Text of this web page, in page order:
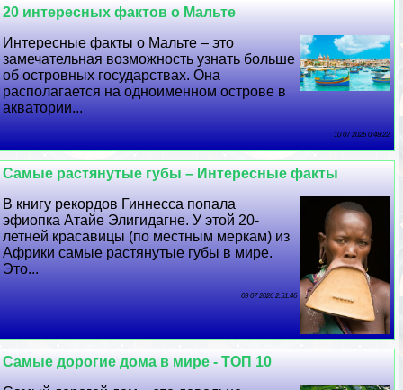
20 интересных фактов о Мальте
Интересные факты о Мальте – это
замечательная возможность узнать больше
об островных государствах. Она
располагается на одноименном острове в
акватории...
10 07 2026 0:48:22
Самые растянутые губы – Интересные факты
В книгу рекордов Гиннесса попала
эфиопка Атайе Элигидагне. У этой 20-
летней красавицы (по местным меркам) из
Африки самые растянутые губы в мире.
Это...
09 07 2026 2:51:46
Самые дорогие дома в мире - ТОП 10